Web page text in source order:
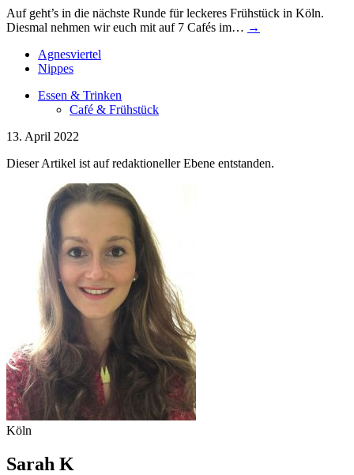
Auf geht’s in die nächste Runde für leckeres Frühstück in Köln.
Diesmal nehmen wir euch mit auf 7 Cafés im… →
Agnesviertel
Nippes
Essen & Trinken
Café & Frühstück
13. April 2022
Dieser Artikel ist auf redaktioneller Ebene entstanden.
Köln
Sarah K